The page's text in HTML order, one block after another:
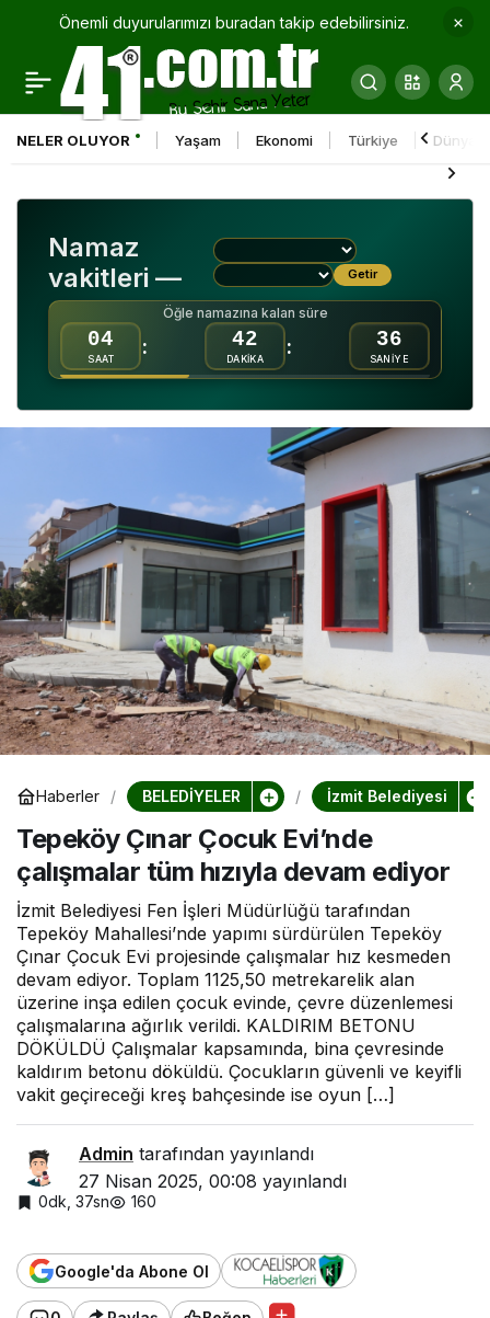
Önemli duyurularımızı buradan takip edebilirsiniz.
NELER OLUYOR Yaşam Ekonomi Türkiye Dünya
Namaz
vakitleri —
Getir
Öğle namazına kalan süre
04
SAAT
: 42
DAKİKA
: 35
SANİYE
Haberler BELEDİYELER İzmit Belediyesi
Tepeköy Çınar Çocuk Evi’nde
çalışmalar tüm hızıyla devam ediyor
İzmit Belediyesi Fen İşleri Müdürlüğü tarafından
Tepeköy Mahallesi’nde yapımı sürdürülen Tepeköy
Çınar Çocuk Evi projesinde çalışmalar hız kesmeden
devam ediyor. Toplam 1125,50 metrekarelik alan
üzerine inşa edilen çocuk evinde, çevre düzenlemesi
çalışmalarına ağırlık verildi. KALDIRIM BETONU
DÖKÜLDÜ Çalışmalar kapsamında, bina çevresinde
kaldırım betonu döküldü. Çocukların güvenli ve keyifli
vakit geçireceği kreş bahçesinde ise oyun […]
Admin tarafından yayınlandı
27 Nisan 2025, 00:08 yayınlandı
0dk, 37sn 160
Google'da Abone Ol
İzmit Belediyesi,
Karaabdülbaki Mahalle
Camii’nde Cuma Namazı
bulundu
0 Paylaş